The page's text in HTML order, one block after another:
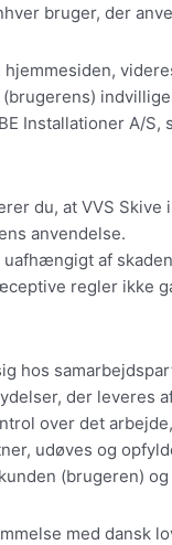
bruger, der
Installationer A/
du, at VVS
anvendelse.
af
regler ikke
hos
der leveres
over det
udøves og
(brugeren)
med dansk